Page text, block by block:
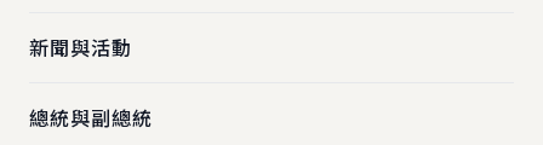
新聞與活動
總統與副總統